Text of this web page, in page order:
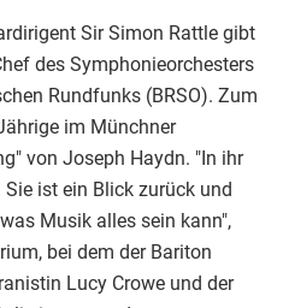
Sir Simon Rattle gibt
des Symphonieorchesters
Rundfunks (BRSO). Zum
im Münchner
von Joseph Haydn. "In ihr
ist ein Blick zurück und
Musik alles sein kann",
bei dem der Bariton
Lucy Crowe und der